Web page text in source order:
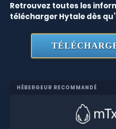
Retrouvez toutes les
télécharger Hytale dès
HÉBERGEUR RECOMMANDÉ